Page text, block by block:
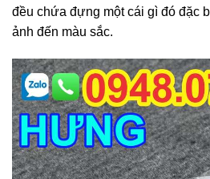
đều chứa đựng một cái gì đó đặc
ảnh đến màu sắc.